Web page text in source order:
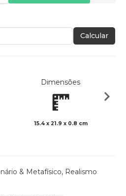
Calcular
Dimensões
15.4 x 21.9 x 0.8 cm
& Metafísico, Realismo